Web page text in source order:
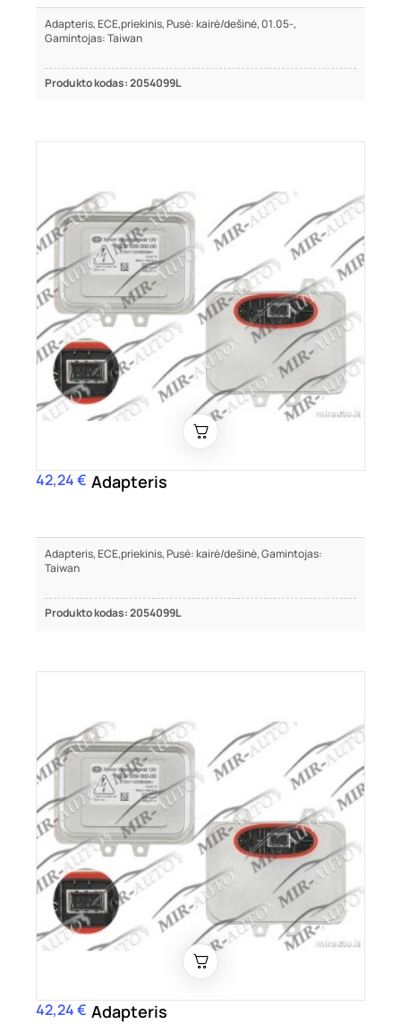
Adapteris, ECE,priekinis, Pusė: kairė/dešinė, 01.05-,
Gamintojas: Taiwan
Produkto kodas: 2054099L
Kaina
42,24 € Adapteris
Adapteris, ECE,priekinis, Pusė: kairė/dešinė, Gamintojas:
Taiwan
Produkto kodas: 2054099L
Kaina
42,24 € Adapteris